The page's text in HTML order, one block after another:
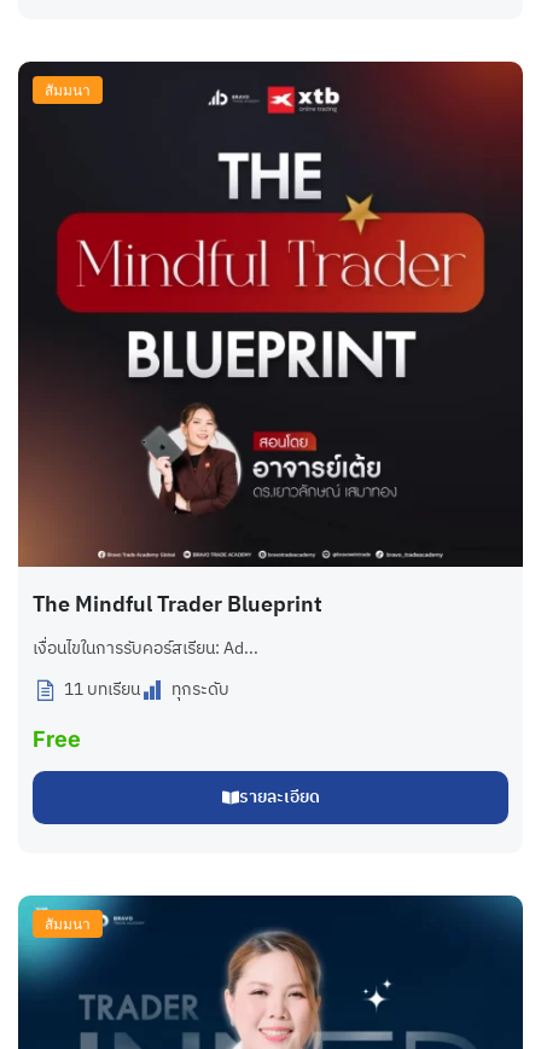
สัมมนา
The Mindful Trader Blueprint
เงื่อนไขในการรับคอร์สเรียน: Ad...
11 บทเรียน
ทุกระดับ
Free
รายละเอียด
สัมมนา